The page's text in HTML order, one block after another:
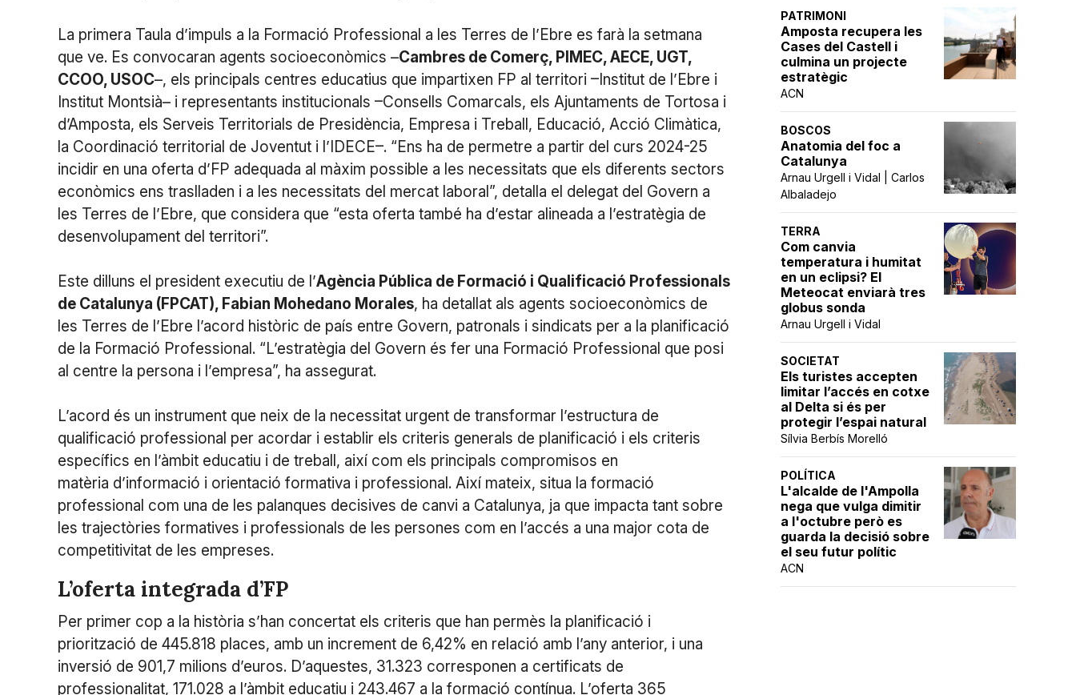
PATRIMONI
Amposta recupera les
Cases del Castell i
culmina un projecte
estratègic
ACN
BOSCOS
Anatomia del foc a
Catalunya
Arnau Urgell i Vidal | Carlos
Albaladejo
TERRA
Com canvia
temperatura i humitat
en un eclipsi? El
Meteocat enviarà tres
globus sonda
Arnau Urgell i Vidal
SOCIETAT
Els turistes accepten
limitar l’accés en cotxe
al Delta si és per
protegir l’espai natural
Sílvia Berbís Morelló
POLÍTICA
L'alcalde de l'Ampolla
nega que vulga dimitir
a l'octubre però es
guarda la decisió sobre
el seu futur polític
ACN
La primera Taula d’impuls a la Formació Professional a les Terres de l’Ebre es farà la setmana
que ve. Es convocaran agents socioeconòmics –Cambres de Comerç, PIMEC, AECE, UGT,
CCOO, USOC–, els principals centres educatius que impartixen FP al territori –Institut de l’Ebre i
Institut Montsià– i representants institucionals –Consells Comarcals, els Ajuntaments de Tortosa i
d’Amposta, els Serveis Territorials de Presidència, Empresa i Treball, Educació, Acció Climàtica,
la Coordinació territorial de Joventut i l’IDECE–. “Ens ha de permetre a partir del curs 2024-25
incidir en una oferta d’FP adequada al màxim possible a les necessitats que els diferents sectors
econòmics ens traslladen i a les necessitats del mercat laboral”, detalla el delegat del Govern a
les Terres de l’Ebre, que considera que “esta oferta també ha d’estar alineada a l’estratègia de
desenvolupament del territori”.
Este dilluns el president executiu de l’Agència Pública de Formació i Qualificació Professionals
de Catalunya (FPCAT), Fabian Mohedano Morales, ha detallat als agents socioeconòmics de
les Terres de l’Ebre l’acord històric de país entre Govern, patronals i sindicats per a la planificació
de la Formació Professional. “L’estratègia del Govern és fer una Formació Professional que posi
al centre la persona i l’empresa”, ha assegurat.
L’acord és un instrument que neix de la necessitat urgent de transformar l’estructura de
qualificació professional per acordar i establir els criteris generals de planificació i els criteris
específics en l’àmbit educatiu i de treball, així com els principals compromisos en
matèria d’informació i orientació formativa i professional. Així mateix, situa la formació
professional com una de les palanques decisives de canvi a Catalunya, ja que impacta tant sobre
les trajectòries formatives i professionals de les persones com en l’accés a una major cota de
competitivitat de les empreses.
L’oferta integrada d’FP
Per primer cop a la història s’han concertat els criteris que han permès la planificació i
priorització de 445.818 places, amb un increment de 6,42% en relació amb l’any anterior, i una
inversió de 901,7 milions d’euros. D’aquestes, 31.323 corresponen a certificats de
professionalitat, 171.028 a l’àmbit educatiu i 243.467 a la formació contínua. L’oferta 365